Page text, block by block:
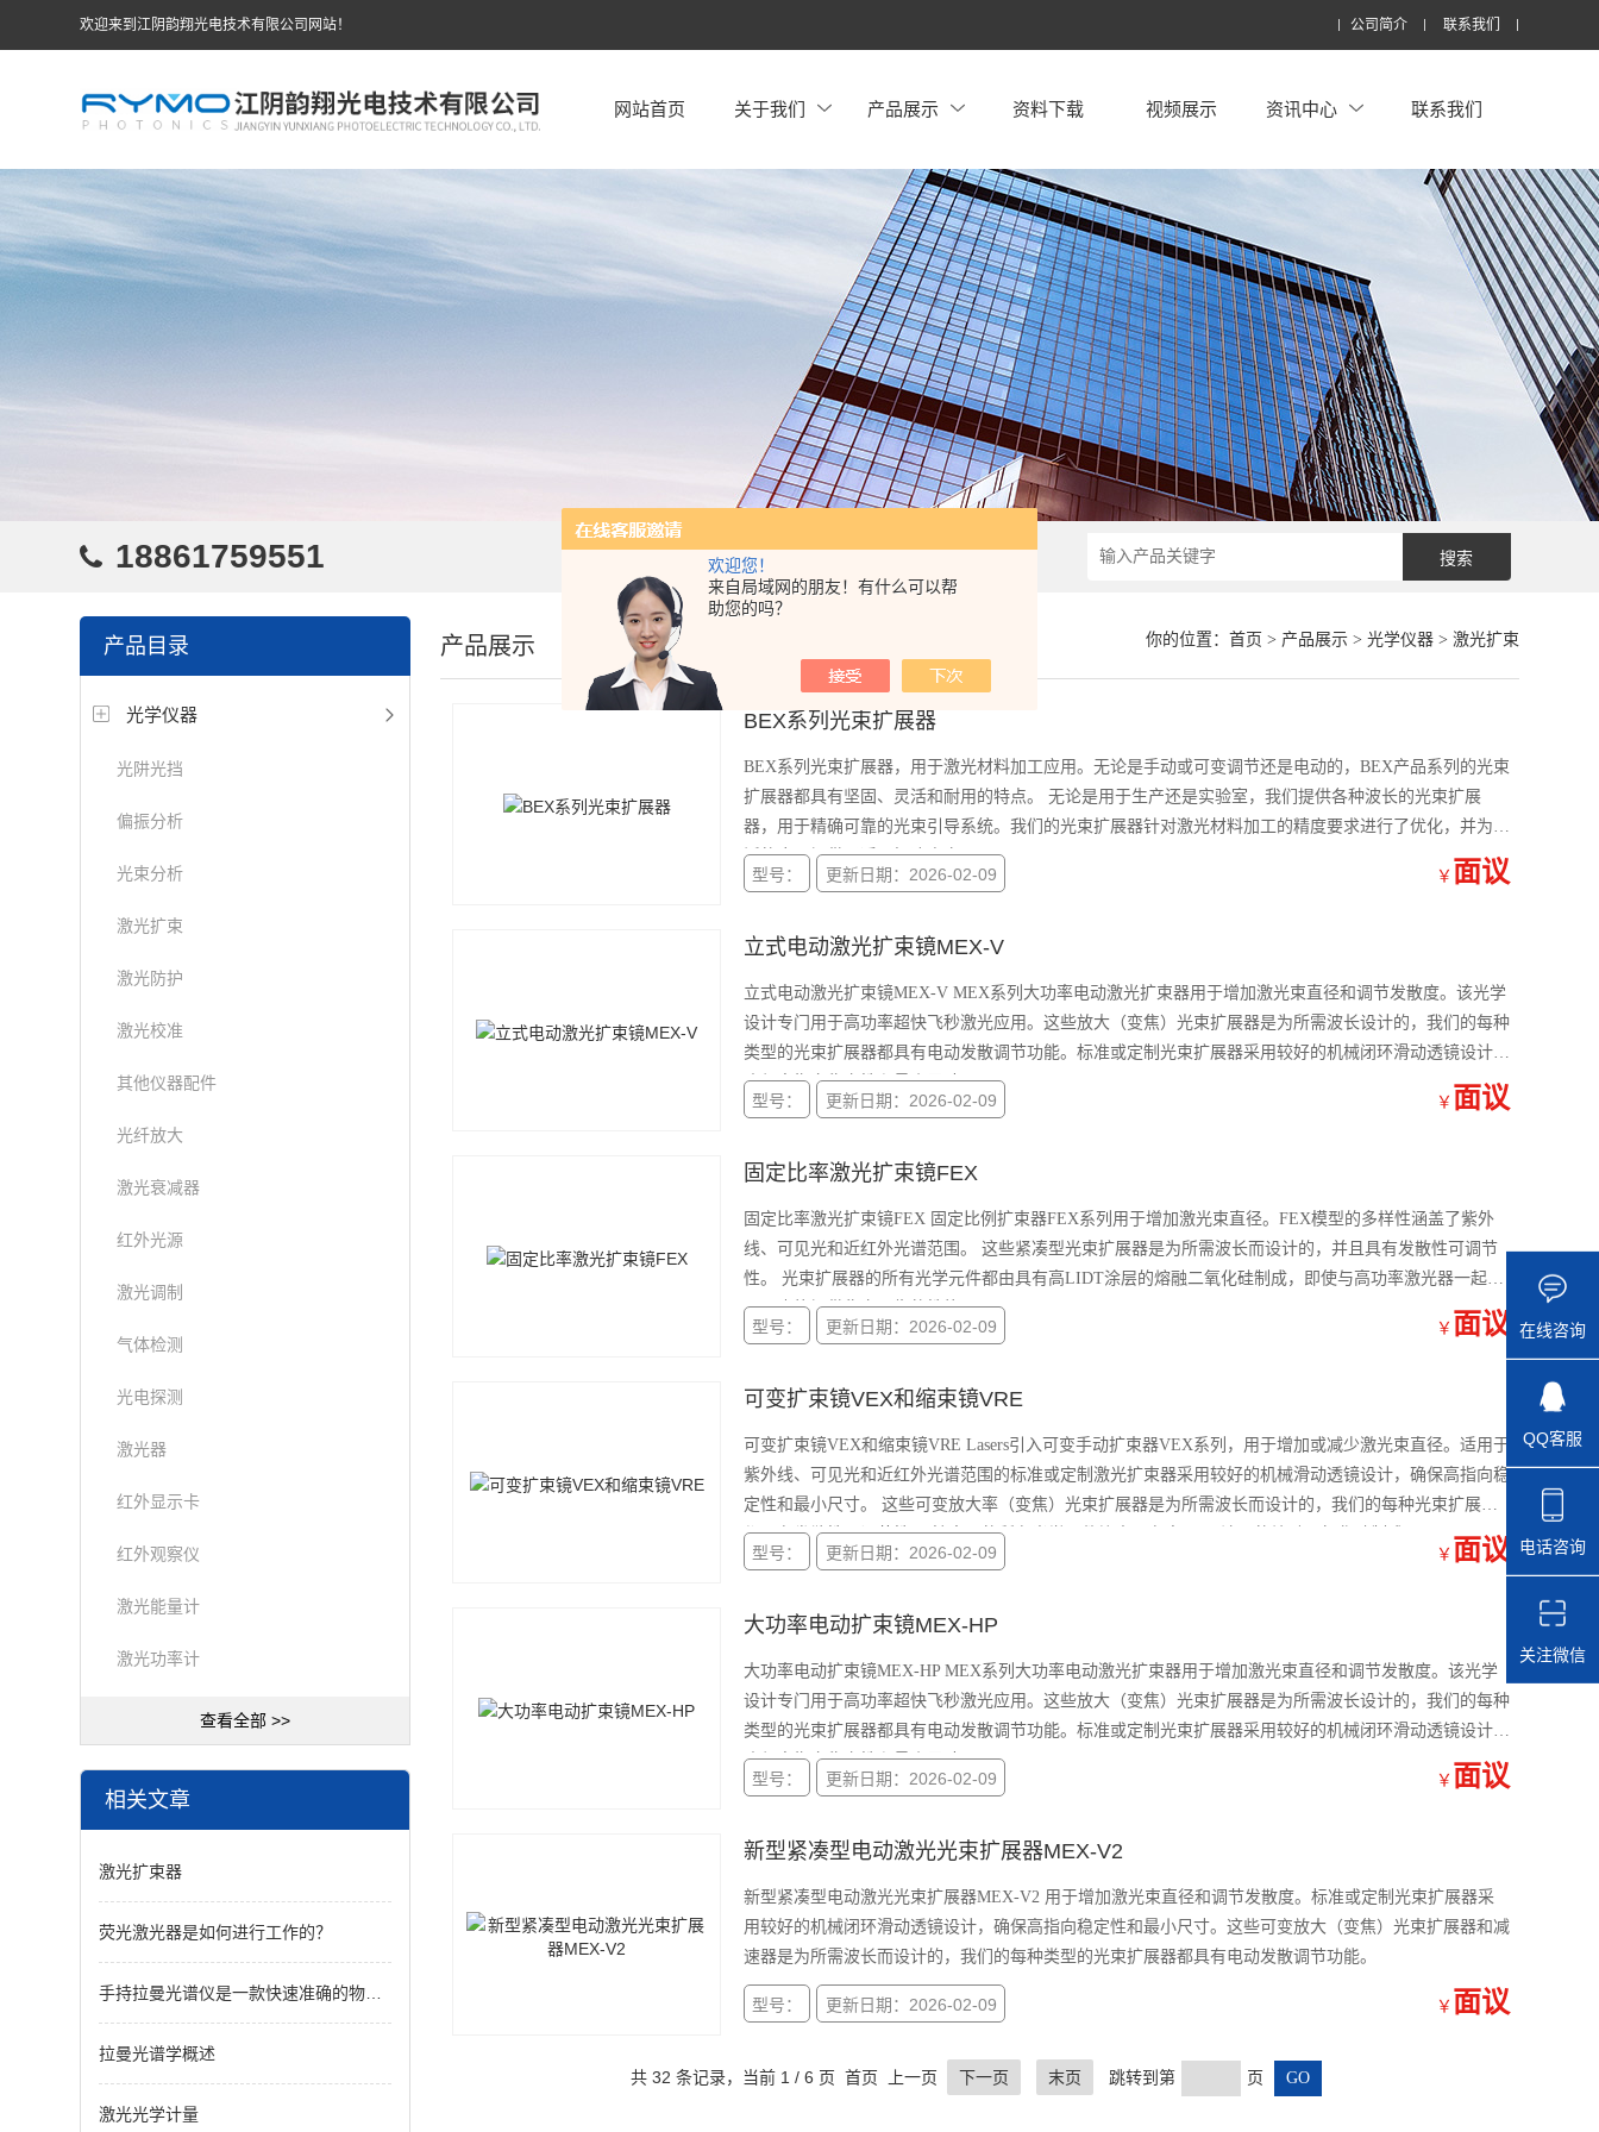
欢迎您！
来自局域网的朋友！有什么可以帮
助您的吗？
欢迎来到江阴韵翔光电技术有限公司网站！ 公司简介 联系我们
网站首页 关于我们 产品展示 资料下载 视频展示 资讯中心 联系我们
18861759551
产品目录
光学仪器
光阱光挡
偏振分析
光束分析
激光扩束
激光防护
激光校准
其他仪器配件
光纤放大
激光衰减器
红外光源
激光调制
气体检测
光电探测
激光器
红外显示卡
红外观察仪
激光能量计
激光功率计
查看全部 >>
相关文章
激光扩束器
荧光激光器是如何进行工作的？
手持拉曼光谱仪是一款快速准确的物料鉴定仪器
拉曼光谱学概述
激光光学计量
你的位置： 首页 > 产品展示> 光学仪器> 激光扩束
产品展示
BEX系列光束扩展器
BEX系列光束扩展器，用于激光材料加工应用。无论是手动或可变调节还是电动的，BEX产品系列的光束
扩展器都具有坚固、灵活和耐用的特点。 无论是用于生产还是实验室，我们提供各种波长的光束扩展
器，用于精确可靠的光束引导系统。我们的光束扩展器针对激光材料加工的精度要求进行了优化，并为广
泛的应用提供了适配解决方案。
型号： 更新日期：2026-02-09 ￥ 面议
立式电动激光扩束镜MEX-V
立式电动激光扩束镜MEX-V MEX系列大功率电动激光扩束器用于增加激光束直径和调节发散度。该光学
设计专门用于高功率超快飞秒激光应用。这些放大（变焦）光束扩展器是为所需波长设计的，我们的每种
类型的光束扩展器都具有电动发散调节功能。标准或定制光束扩展器采用较好的机械闭环滑动透镜设计，
确保高指向稳定性和最小尺寸。
型号： 更新日期：2026-02-09 ￥ 面议
固定比率激光扩束镜FEX
固定比率激光扩束镜FEX 固定比例扩束器FEX系列用于增加激光束直径。FEX模型的多样性涵盖了紫外
线、可见光和近红外光谱范围。 这些紧凑型光束扩展器是为所需波长而设计的，并且具有发散性可调节
性。 光束扩展器的所有光学元件都由具有高LIDT涂层的熔融二氧化硅制成，即使与高功率激光器一起使
用，也能提供稳定可靠的性能。
型号： 更新日期：2026-02-09 ￥ 面议
可变扩束镜VEX和缩束镜VRE
可变扩束镜VEX和缩束镜VRE Lasers引入可变手动扩束器VEX系列，用于增加或减少激光束直径。适用于
紫外线、可见光和近红外光谱范围的标准或定制激光扩束器采用较好的机械滑动透镜设计，确保高指向稳
定性和最小尺寸。 这些可变放大率（变焦）光束扩展器是为所需波长而设计的，我们的每种光束扩展器
都具有发散性可调节性。 扩束器的所有光学元件均由具有高LIDT涂层的熔融二氧化硅制成。
型号： 更新日期：2026-02-09 ￥ 面议
大功率电动扩束镜MEX-HP
大功率电动扩束镜MEX-HP MEX系列大功率电动激光扩束器用于增加激光束直径和调节发散度。该光学
设计专门用于高功率超快飞秒激光应用。这些放大（变焦）光束扩展器是为所需波长设计的，我们的每种
类型的光束扩展器都具有电动发散调节功能。标准或定制光束扩展器采用较好的机械闭环滑动透镜设计，
确保高指向稳定性和最小尺寸。
型号： 更新日期：2026-02-09 ￥ 面议
新型紧凑型电动激光光束扩展器MEX-V2
新型紧凑型电动激光光束扩展器MEX-V2 用于增加激光束直径和调节发散度。标准或定制光束扩展器采
用较好的机械闭环滑动透镜设计，确保高指向稳定性和最小尺寸。这些可变放大（变焦）光束扩展器和减
速器是为所需波长而设计的，我们的每种类型的光束扩展器都具有电动发散调节功能。
型号： 更新日期：2026-02-09 ￥ 面议
共 32 条记录，当前 1 / 6 页 首页 上一页 下一页 末页 跳转到第 页
在线咨询
QQ客服
电话咨询
关注微信